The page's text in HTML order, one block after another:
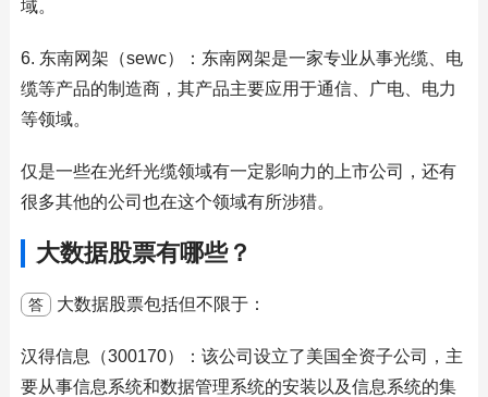
域。
6. 东南网架（sewc）：东南网架是一家专业从事光缆、电
缆等产品的制造商，其产品主要应用于通信、广电、电力
等领域。
仅是一些在光纤光缆领域有一定影响力的上市公司，还有
很多其他的公司也在这个领域有所涉猎。
大数据股票有哪些？
答 大数据股票包括但不限于：
汉得信息（300170）：该公司设立了美国全资子公司，主
要从事信息系统和数据管理系统的安装以及信息系统的集